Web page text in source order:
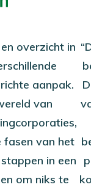
overzicht in
aanpak.
van
fasen van het
in een
om niks te